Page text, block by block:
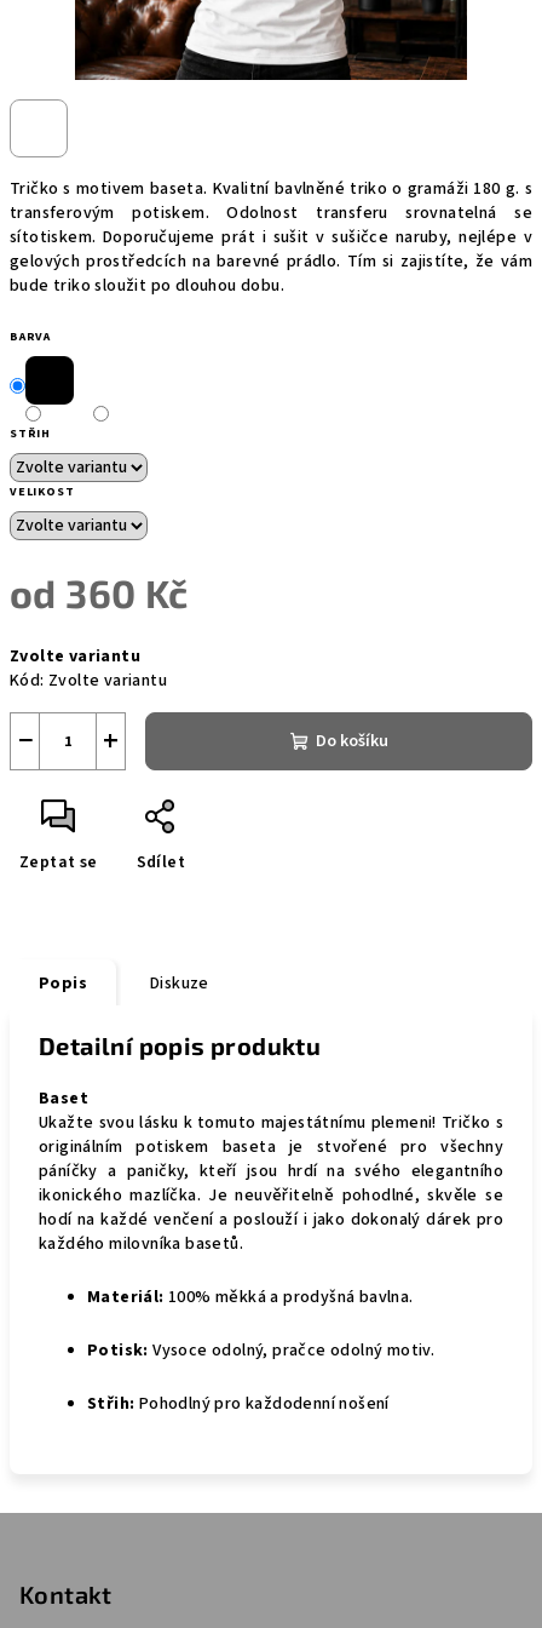
Tričko s motivem baseta. Kvalitní bavlněné triko o gramáži 180 g. s
transferovým potiskem. Odolnost transferu srovnatelná se
sítotiskem. Doporučujeme prát i sušit v sušičce naruby, nejlépe v
gelových prostředcích na barevné prádlo. Tím si zajistíte, že vám
bude triko sloužit po dlouhou dobu.
BARVA
STŘIH
VELIKOST
od 360 Kč
cena:
Zvolte variantu
Kód: Zvolte variantu
+
− Do košíku
Zeptat se Sdílet
Popis Diskuze
Detailní popis produktu
Baset
Ukažte svou lásku k tomuto majestátnímu plemeni! Tričko s
originálním potiskem baseta je stvořené pro všechny
páníčky a paničky, kteří jsou hrdí na svého elegantního
ikonického mazlíčka. Je neuvěřitelně pohodlné, skvěle se
hodí na každé venčení a poslouží i jako dokonalý dárek pro
každého milovníka basetů.
Materiál: 100% měkká a prodyšná bavlna.
Potisk: Vysoce odolný, pračce odolný motiv.
Střih: Pohodlný pro každodenní nošení
Kontakt